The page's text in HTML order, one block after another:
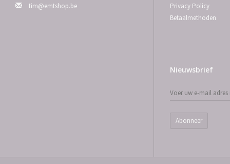
tim@emtshop.be
Privacy Policy
Betaalmethoden
Nieuwsbrief
Abonneer